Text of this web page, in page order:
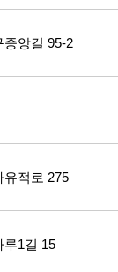
앙길 95-2
적로 275
1길 15